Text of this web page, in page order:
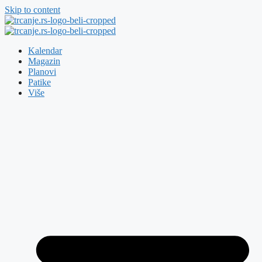
Skip to content
Kalendar
Magazin
Planovi
Patike
Više